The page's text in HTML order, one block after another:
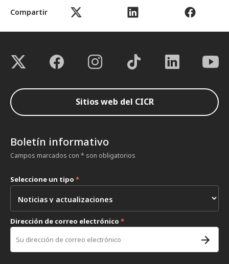
Compartir
Sitios web del CICR
Boletín informativo
Campos marcados con * son obligatorios
Seleccione un tipo *
Dirección de correo electrónico *